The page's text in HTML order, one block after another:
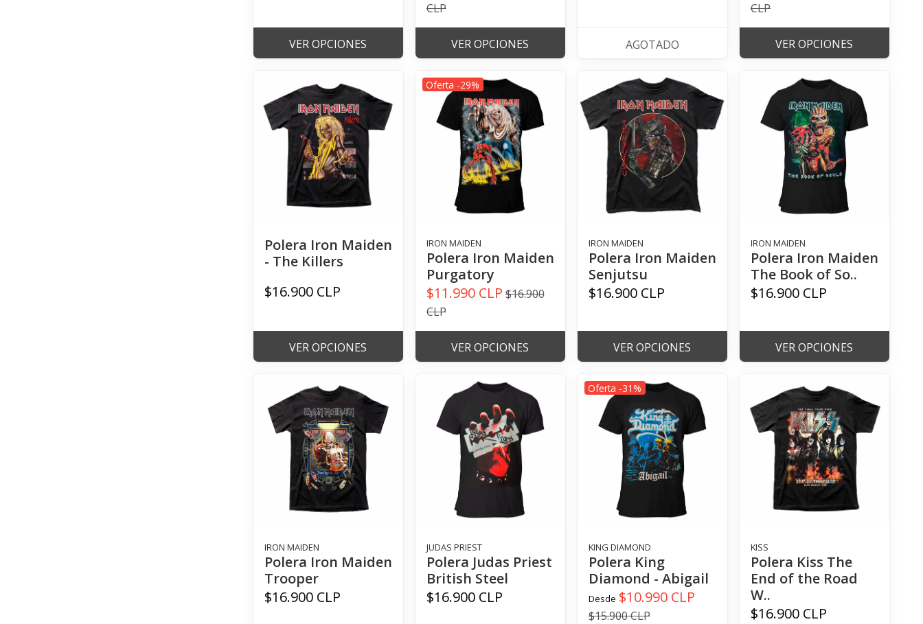
VER OPCIONES
CLP
VER OPCIONES AGOTADO
CLP
VER OPCIONES
Polera Iron Maiden
- The Killers
$16.900 CLP
VER OPCIONES
Oferta -29%
IRON MAIDEN
Polera Iron Maiden
Purgatory
$11.990 CLP $16.900
CLP
VER OPCIONES
IRON MAIDEN
Polera Iron Maiden
Senjutsu
$16.900 CLP
VER OPCIONES
IRON MAIDEN
Polera Iron Maiden
The Book of So..
$16.900 CLP
VER OPCIONES
IRON MAIDEN
Polera Iron Maiden
Trooper
$16.900 CLP
JUDAS PRIEST
Polera Judas Priest
British Steel
$16.900 CLP
Oferta -31%
KING DIAMOND
Polera King
Diamond - Abigail
Desde $10.990 CLP
$15.900 CLP
KISS
Polera Kiss The
End of the Road
W..
$16.900 CLP